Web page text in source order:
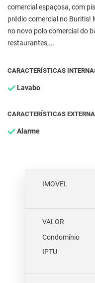
comercial espaçosa, com
prédio comercial no Buritis!
no novo polo comercial do
restaurantes,...
CARACTERÍSTICAS
Lavabo
CARACTERÍSTICAS
Alarme
IMOVEL
VALOR
Condomínio
IPTU